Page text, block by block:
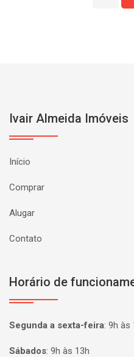
Ivair Almeida Imóveis
Início
Comprar
Alugar
Contato
Horário de
Segunda a sexta-feira: 9h às
Sábados: 9h às 13h